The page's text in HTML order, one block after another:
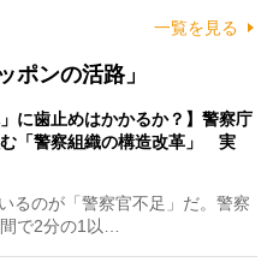
一覧を見る
ポンの活路」
」に歯止めはかかるか？】警察庁
「警察組織の構造改革」 実
るのが「警察官不足」だ。警察
で2分の1以…